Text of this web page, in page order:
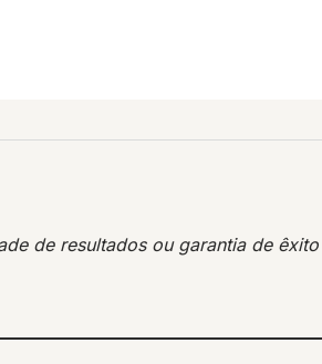
de resultados ou garantia de êxito